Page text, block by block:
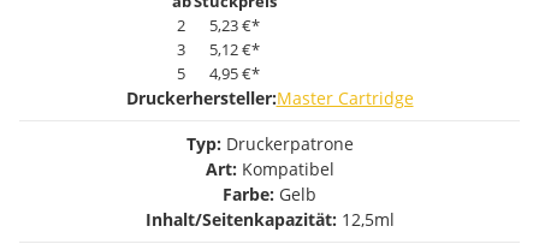
2
5,23 €*
3
5,12 €*
5
4,95 €*
Druckerhersteller:Master Cartridge
Typ: Druckerpatrone
Art: Kompatibel
Farbe: Gelb
Inhalt/Seitenkapazität: 12,5ml